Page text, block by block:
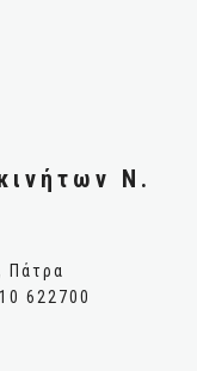
Ν.
Πάτρα
622700